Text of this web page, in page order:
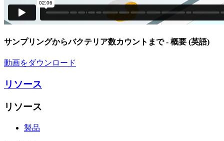
サンプリングからバクテリア数カウントまで- 概要 (英語)
動画をダウンロード
リソース
リソース
製品